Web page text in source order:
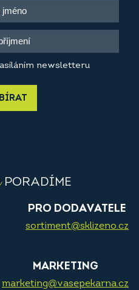
newsletteru
PORADÍME
PRO DODAVATELE
sortiment@sklizeno.cz
MARKETING
marketing@vasepekarna.cz